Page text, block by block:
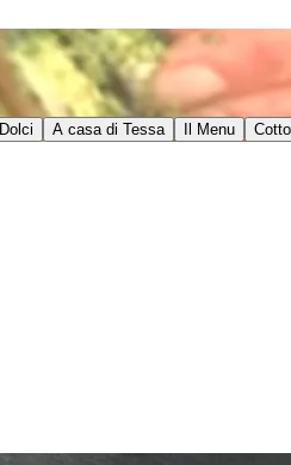
Dolci A casa di Tessa Il Menu